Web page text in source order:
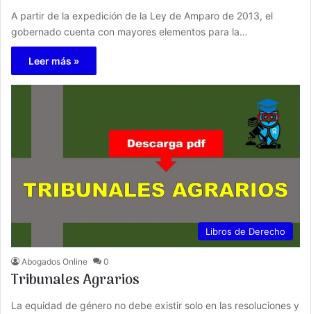
A partir de la expedición de la Ley de Amparo de 2013, el
gobernado cuenta con mayores elementos para la…
Leer más »
Libros de Derecho
Abogados Online 0
Tribunales Agrarios
La equidad de género no debe existir solo en las resoluciones y